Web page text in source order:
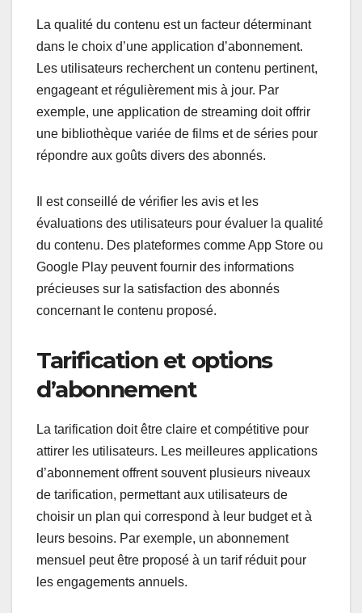
La qualité du contenu est un facteur déterminant
dans le choix d’une application d’abonnement.
Les utilisateurs recherchent un contenu pertinent,
engageant et régulièrement mis à jour. Par
exemple, une application de streaming doit offrir
une bibliothèque variée de films et de séries pour
répondre aux goûts divers des abonnés.
Il est conseillé de vérifier les avis et les
évaluations des utilisateurs pour évaluer la qualité
du contenu. Des plateformes comme App Store ou
Google Play peuvent fournir des informations
précieuses sur la satisfaction des abonnés
concernant le contenu proposé.
Tarification et options
d’abonnement
La tarification doit être claire et compétitive pour
attirer les utilisateurs. Les meilleures applications
d’abonnement offrent souvent plusieurs niveaux
de tarification, permettant aux utilisateurs de
choisir un plan qui correspond à leur budget et à
leurs besoins. Par exemple, un abonnement
mensuel peut être proposé à un tarif réduit pour
les engagements annuels.